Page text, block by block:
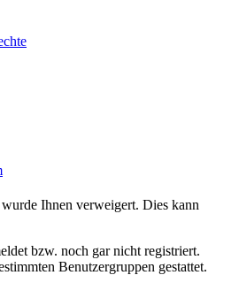
Ihnen verweigert. Dies kann
bzw. noch gar nicht registriert.
Benutzergruppen gestattet.